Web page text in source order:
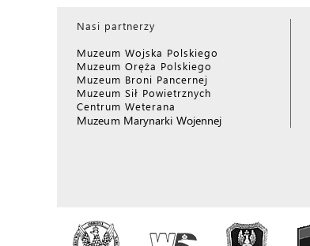
Nasi partnerzy
Muzeum Wojska Polskiego
Muzeum Oręża Polskiego
Muzeum Broni Pancernej
Muzeum Sił Powietrznych
Centrum Weterana
Muzeum Marynarki Wojennej